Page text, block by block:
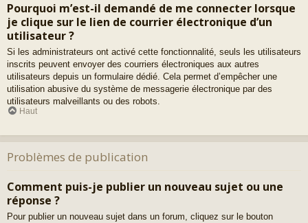
Pourquoi m’est-il demandé de me connecter lorsque
je clique sur le lien de courrier électronique d’un
utilisateur ?
Si les administrateurs ont activé cette fonctionnalité, seuls les utilisateurs
inscrits peuvent envoyer des courriers électroniques aux autres
utilisateurs depuis un formulaire dédié. Cela permet d’empêcher une
utilisation abusive du système de messagerie électronique par des
utilisateurs malveillants ou des robots.
Haut
Problèmes de publication
Comment puis-je publier un nouveau sujet ou une
réponse ?
Pour publier un nouveau sujet dans un forum, cliquez sur le bouton